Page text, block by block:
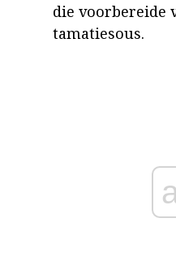
die voorbereide
tamatiesous.